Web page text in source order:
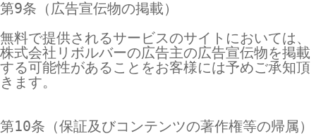
第9条（広告宣伝物の掲載）
無料で提供されるサービスのサイトにおいては、
株式会社リボルバーの広告主の広告宣伝物を掲載
する可能性があることをお客様には予めご承知頂
きます。
第10条（保証及びコンテンツの著作権等の帰属）